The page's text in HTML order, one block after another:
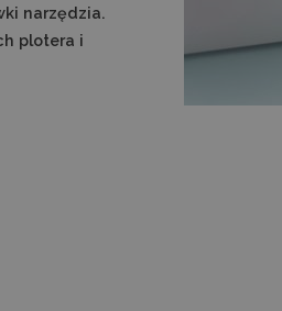
narzędzia.
plotera i